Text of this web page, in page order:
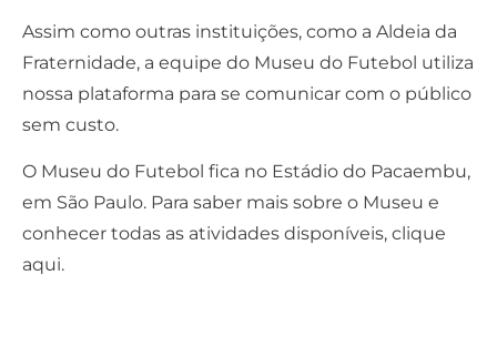
Assim como outras instituições, como a Aldeia da
Fraternidade, a equipe do Museu do Futebol utiliza
nossa plataforma para se comunicar com o público
sem custo.
O Museu do Futebol fica no Estádio do Pacaembu,
em São Paulo. Para saber mais sobre o Museu e
conhecer todas as atividades disponíveis, clique
aqui.